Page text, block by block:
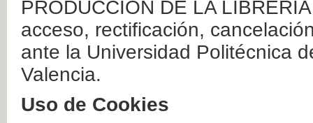
PRODUCCION DE LA
acceso, rectificación,
ante la Universidad Politécnica
Valencia.
Uso de Cookies